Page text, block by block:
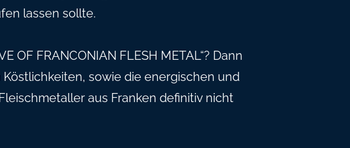
lassen sollte.
OF FRANCONIAN FLESH METAL“? Dann
sowie die energischen und
aus Franken definitiv nicht